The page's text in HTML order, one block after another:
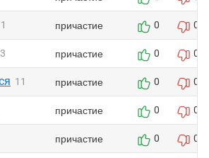
причастие 0 0
причастие 0 0
11 причастие 0 0
причастие 0 0
причастие 0 0